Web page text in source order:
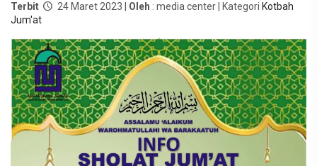
Terbit 24 Maret 2023 | Oleh : media center | Kategori Kotbah
Jum'at